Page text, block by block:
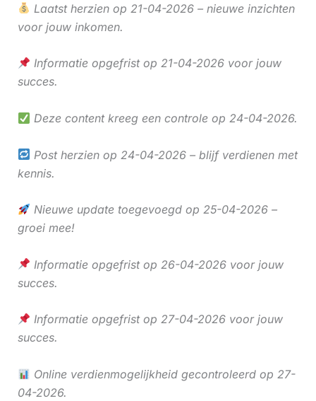
Laatst herzien op 21-04-2026 – nieuwe inzichten
voor jouw inkomen.
Informatie opgefrist op 21-04-2026 voor jouw
succes.
Deze content kreeg een controle op 24-04-2026.
Post herzien op 24-04-2026 – blijf verdienen met
kennis.
Nieuwe update toegevoegd op 25-04-2026 –
groei mee!
Informatie opgefrist op 26-04-2026 voor jouw
succes.
Informatie opgefrist op 27-04-2026 voor jouw
succes.
Online verdienmogelijkheid gecontroleerd op 27-
04-2026.